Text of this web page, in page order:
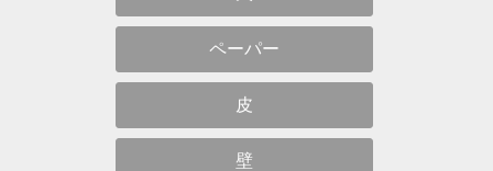
ペーパー
皮
壁